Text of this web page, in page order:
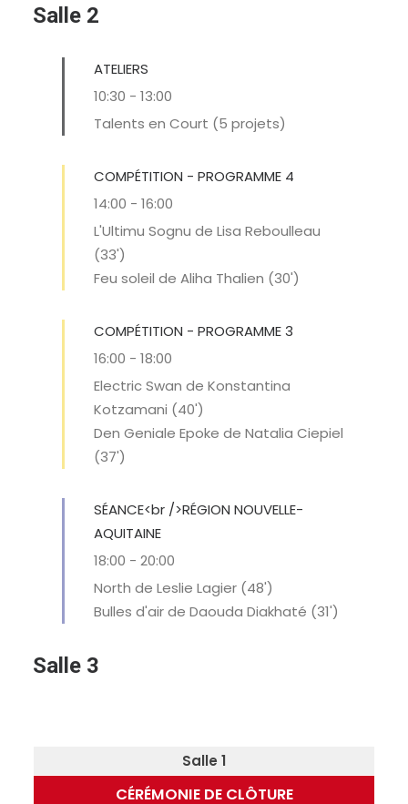
Salle 2
ATELIERS
10:30 - 13:00
Talents en Court (5 projets)
COMPÉTITION - PROGRAMME 4
14:00 - 16:00
L'Ultimu Sognu de Lisa Reboulleau
(33')
Feu soleil de Aliha Thalien (30')
COMPÉTITION - PROGRAMME 3
16:00 - 18:00
Electric Swan de Konstantina
Kotzamani (40')
Den Geniale Epoke de Natalia Ciepiel
(37')
SÉANCE<br />RÉGION NOUVELLE-
AQUITAINE
18:00 - 20:00
North de Leslie Lagier (48')
Bulles d'air de Daouda Diakhaté (31')
Salle 3
Salle 1
CÉRÉMONIE DE CLÔTURE